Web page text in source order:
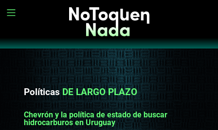
PolíticasDE LARGO PLAZO
Chevrón y la política de estado de buscar
hidrocarburos en Uruguay